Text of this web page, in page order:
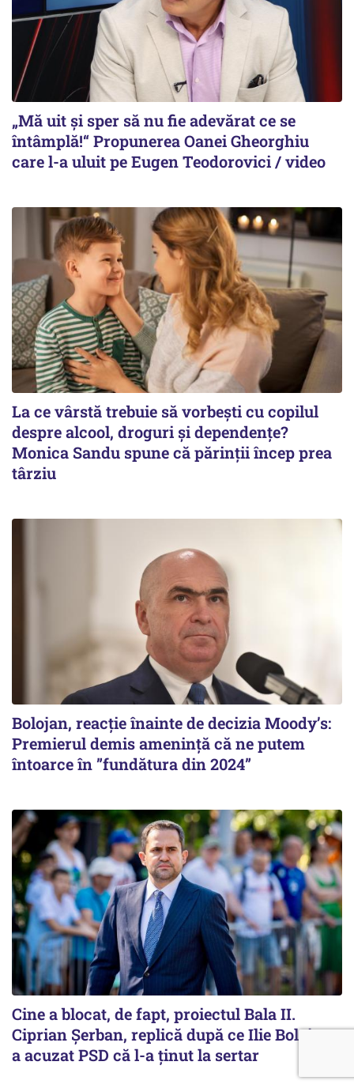
„Mă uit și sper să nu fie adevărat ce se
întâmplă!“ Propunerea Oanei Gheorghiu
care l-a uluit pe Eugen Teodorovici / video
La ce vârstă trebuie să vorbești cu copilul
despre alcool, droguri și dependențe?
Monica Sandu spune că părinții încep prea
târziu
Bolojan, reacție înainte de decizia Moody’s:
Premierul demis amenință că ne putem
întoarce în ”fundătura din 2024”
Cine a blocat, de fapt, proiectul Bala II.
Ciprian Șerban, replică după ce Ilie Bolojan
a acuzat PSD că l-a ținut la sertar